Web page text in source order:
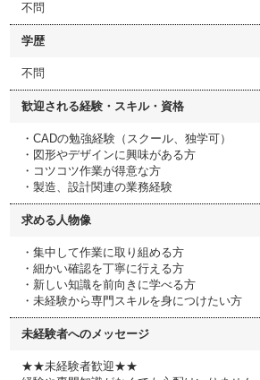
不問
学歴
不問
歓迎される経験・スキル・資格
・CADの勉強経験（スクール、独学可）
・図形やデザインに興味がある方
・コツコツ作業が得意な方
・製造、設計関連の業務経験
求める人物像
・集中して作業に取り組める方
・細かい確認を丁寧に行える方
・新しい知識を前向きに学べる方
・未経験から専門スキルを身につけたい方
未経験者へのメッセージ
★★未経験者歓迎★★